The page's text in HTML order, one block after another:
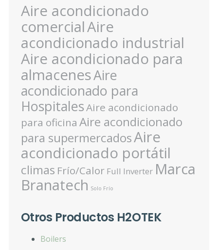
Aire acondicionado
comercialAire
acondicionado industrial
Aire acondicionado para
almacenesAire
acondicionado para
HospitalesAire acondicionado
para oficina Aire acondicionado
para supermercadosAire
acondicionado portátil
climas Frío/Calor Full Inverter Marca
Branatech Solo Frío
Otros Productos H2OTEK
Boilers